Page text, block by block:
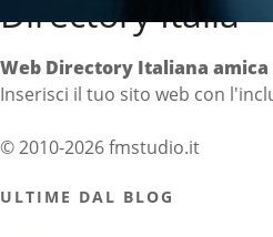
Directory Italia
Web Directory Italiana
Inserisci il tuo sito web con
© 2010-2026 fmstudio.it
ULTIME DAL BLOG